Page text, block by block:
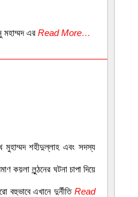
এর Read More…
মুহাম্মদ শহীদুল্লাহ এবং সদস্য
লুন্ঠনের ঘটনা চাপা দিয়ে
এখানে দুর্নীতি Read